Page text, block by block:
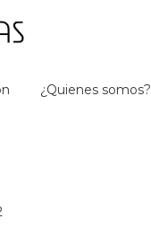
¿Quienes somos?